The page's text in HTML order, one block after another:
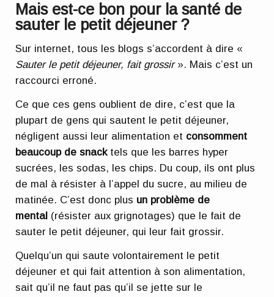
Mais est-ce bon pour la santé de
sauter le petit déjeuner ?
Sur internet, tous les blogs s’accordent à dire «
Sauter le petit déjeuner, fait grossir». Mais c’est un
raccourci erroné.
Ce que ces gens oublient de dire, c’est que la
plupart de gens qui sautent le petit déjeuner,
négligent aussi leur alimentation et consomment
beaucoup de snacktels que les barres hyper
sucrées, les sodas, les chips. Du coup, ils ont plus
de mal à résister à l’appel du sucre, au milieu de
matinée. C’est donc plus un problème de
mental (résister aux grignotages) que le fait de
sauter le petit déjeuner, qui leur fait grossir.
Quelqu’un qui saute volontairement le petit
déjeuner et qui fait attention à son alimentation,
sait qu’il ne faut pas qu’il se jette sur le